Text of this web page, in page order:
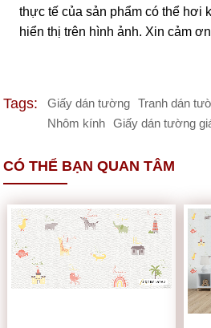
thực tế của sản phẩm có thể hơi
hiển thị trên hình ảnh. Xin cảm
Tags: Giấy dán tường Tranh dán
Nhôm kính
Giấy dán tường
CÓ THỂ BẠN QUAN TÂM